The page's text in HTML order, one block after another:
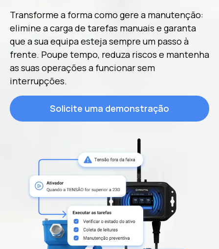
Transforme a forma como gere a manutenção:
elimine a carga de tarefas manuais e garanta
que a sua equipa esteja sempre um passo à
frente. Poupe tempo, reduza riscos e mantenha
as suas operações a funcionar sem
interrupções.
Solicite uma demonstração